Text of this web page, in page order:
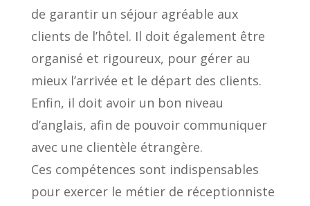
de garantir un séjour agréable aux
clients de l’hôtel. Il doit également être
organisé et rigoureux, pour gérer au
mieux l’arrivée et le départ des clients.
Enfin, il doit avoir un bon niveau
d’anglais, afin de pouvoir communiquer
avec une clientèle étrangère.
Ces compétences sont indispensables
pour exercer le métier de réceptionniste